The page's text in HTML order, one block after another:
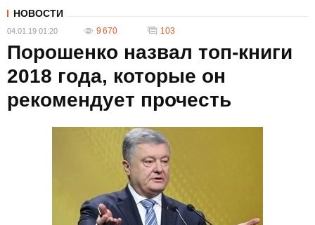
НОВОСТИ
04.01.19 01:20 9 670 103
Порошенко назвал топ-книги
2018 года, которые он
рекомендует прочесть